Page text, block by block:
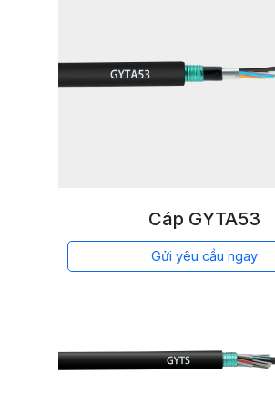
Cáp GYTA53
Gửi yêu cầu ngay